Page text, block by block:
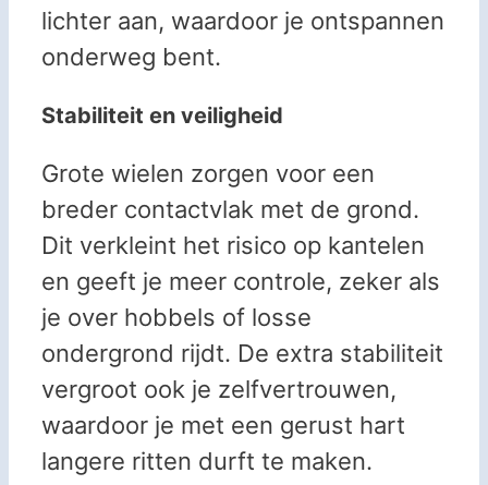
lichter aan, waardoor je ontspannen
onderweg bent.
Stabiliteit en veiligheid
Grote wielen zorgen voor een
breder contactvlak met de grond.
Dit verkleint het risico op kantelen
en geeft je meer controle, zeker als
je over hobbels of losse
ondergrond rijdt. De extra stabiliteit
vergroot ook je zelfvertrouwen,
waardoor je met een gerust hart
langere ritten durft te maken.